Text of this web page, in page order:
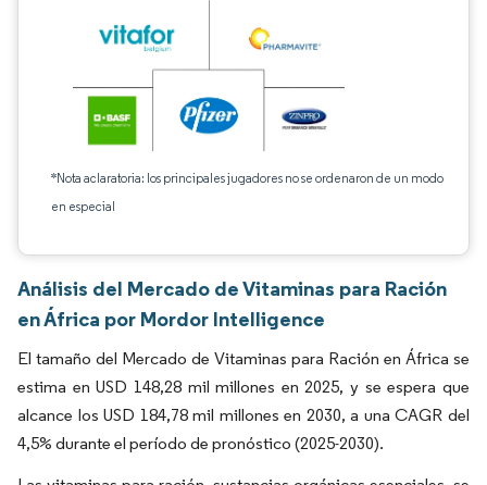
*Nota aclaratoria: los principales jugadores no se ordenaron de un modo
en especial
Análisis del Mercado de Vitaminas para Ración
en África por Mordor Intelligence
El tamaño del Mercado de Vitaminas para Ración en África se
estima en USD 148,28 mil millones en 2025, y se espera que
alcance los USD 184,78 mil millones en 2030, a una CAGR del
4,5% durante el período de pronóstico (2025-2030).